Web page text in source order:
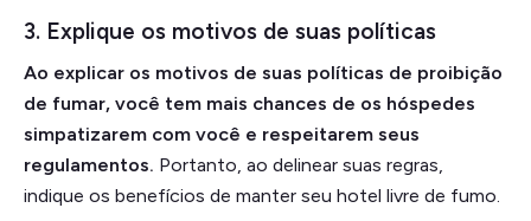
3. Explique os motivos de suas políticas
Ao explicar os motivos de suas políticas de proibição
de fumar, você tem mais chances de os hóspedes
simpatizarem com você e respeitarem seus
regulamentos. Portanto, ao delinear suas regras,
indique os benefícios de manter seu hotel livre de fumo.